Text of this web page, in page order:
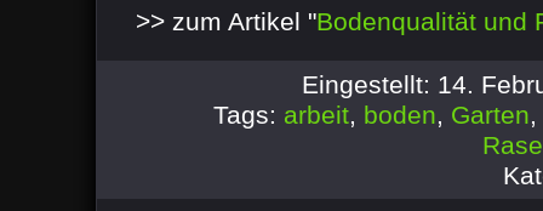
>> zum Artikel "Bodenqualität und
Eingestellt: 14.
Tags: arbeit, boden, Garten,